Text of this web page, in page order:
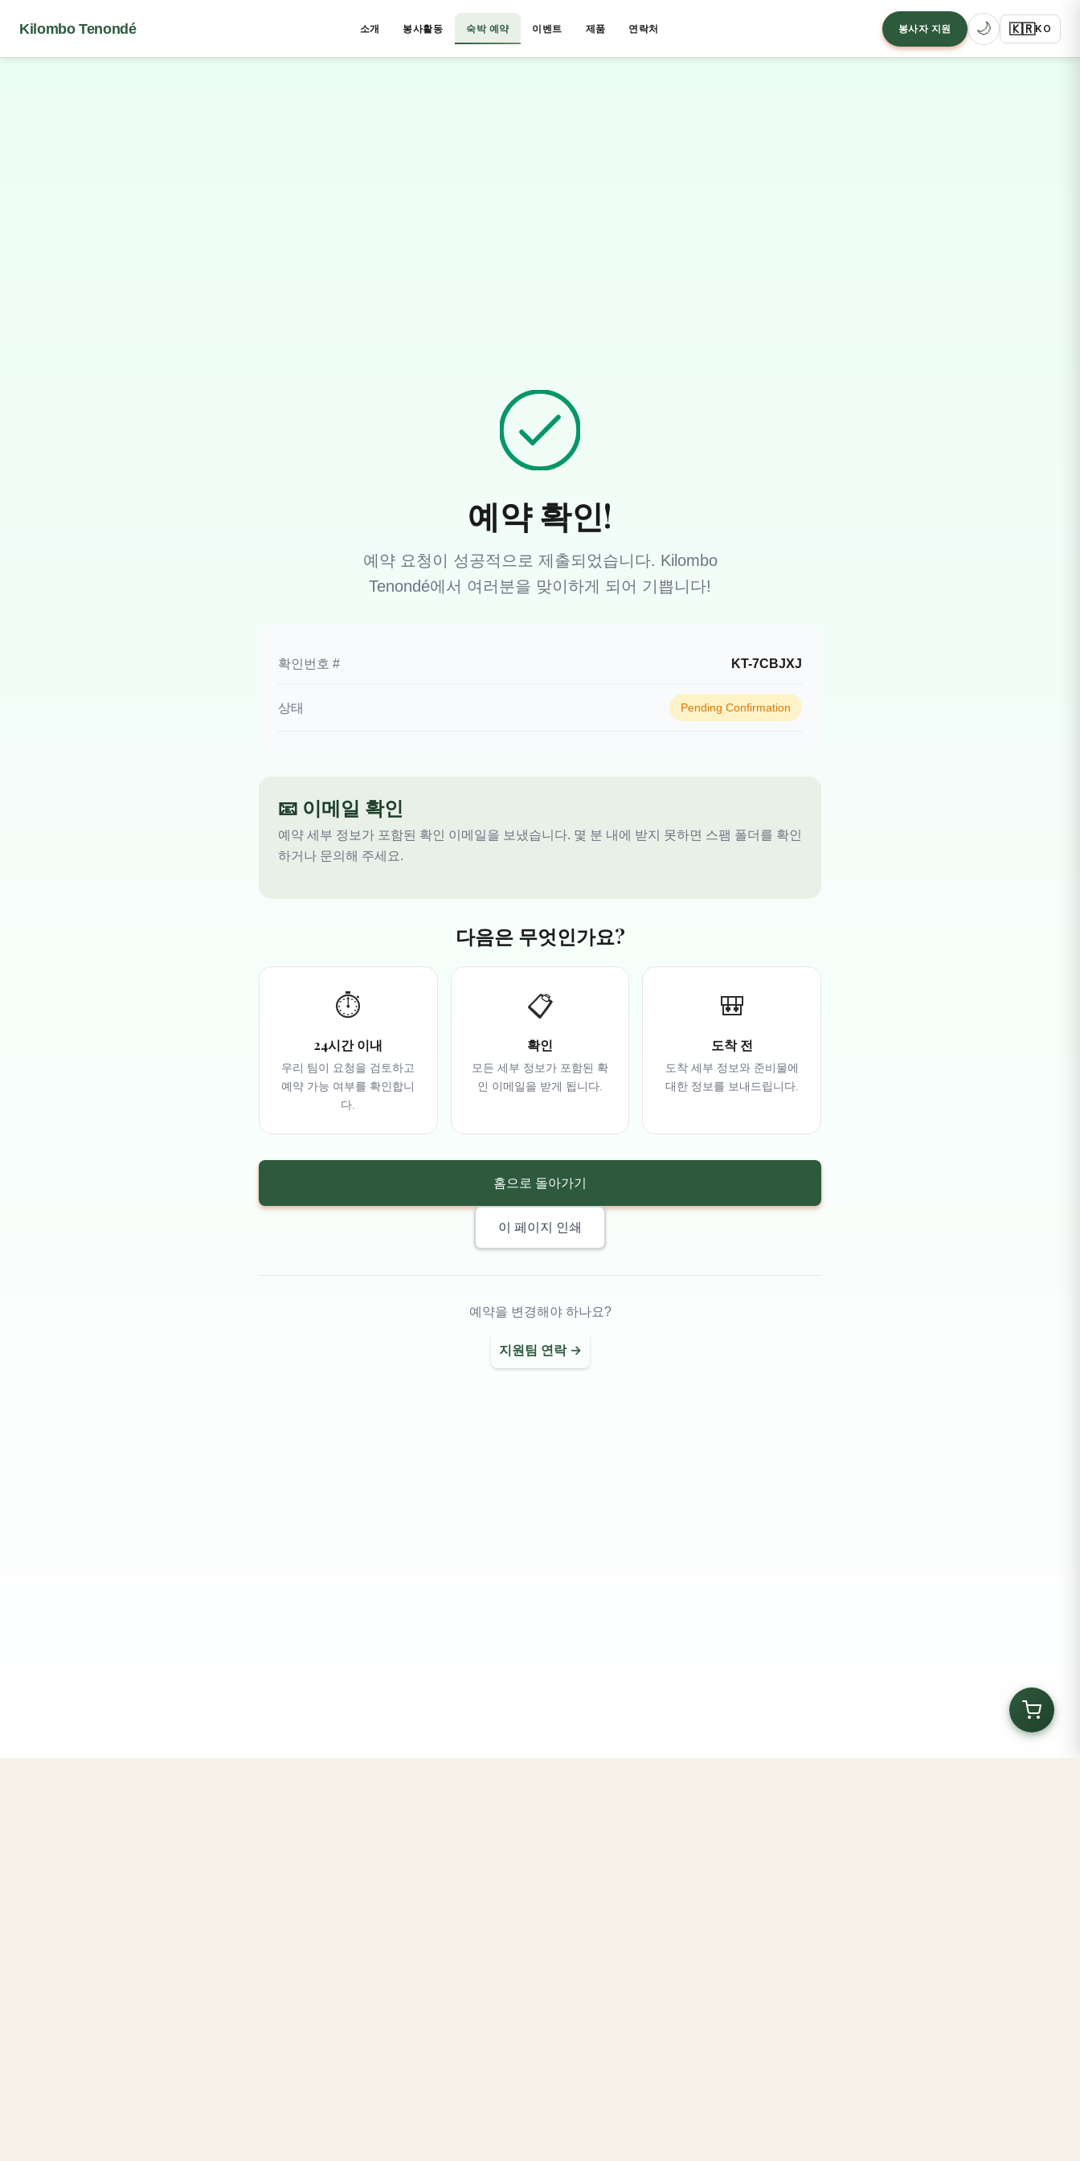
Kilombo Tenondé 소개 봉사활동 숙박 예약 이벤트 제품 연락처 봉사자 지원 🌙 🇰🇷KO
예약 확인!
예약 요청이 성공적으로 제출되었습니다. Kilombo
Tenondé에서 여러분을 맞이하게 되어 기쁩니다!
확인번호 # KT-7CBJXJ
상태 Pending Confirmation
📧 이메일 확인
예약 세부 정보가 포함된 확인 이메일을 보냈습니다. 몇 분 내에 받지 못하면 스팸 폴더를 확인
하거나 문의해 주세요.
다음은 무엇인가요?
⏱️
24시간 이내
우리 팀이 요청을 검토하고
예약 가능 여부를 확인합니
다.
📋
확인
모든 세부 정보가 포함된 확
인 이메일을 받게 됩니다.
🎒
도착 전
도착 세부 정보와 준비물에
대한 정보를 보내드립니다.
홈으로 돌아가기
이 페이지 인쇄
예약을 변경해야 하나요?
지원팀 연락 →